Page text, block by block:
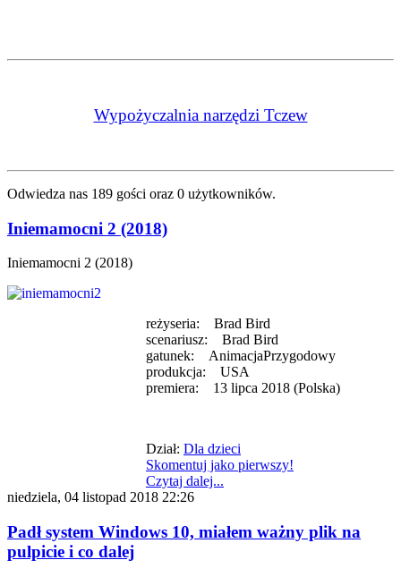
Wypożyczalnia narzędzi Tczew
Odwiedza nas 189 gości oraz 0 użytkowników.
Iniemamocni 2 (2018)
Iniemamocni 2 (2018)
reżyseria: Brad Bird
scenariusz: Brad Bird
gatunek: AnimacjaPrzygodowy
produkcja: USA
premiera: 13 lipca 2018 (Polska)
Dział: Dla dzieci
Skomentuj jako pierwszy!
Czytaj dalej...
niedziela, 04 listopad 2018 22:26
Padł system Windows 10, miałem ważny plik na
pulpicie i co dalej